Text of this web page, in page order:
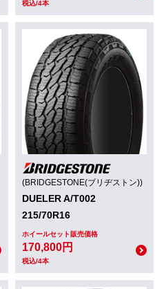
税込/4本
(BRIDGESTONE(ブリヂストン))
DUELER A/T002
215/70R16
ホイールセット販売価格
170,800円
税込/4本